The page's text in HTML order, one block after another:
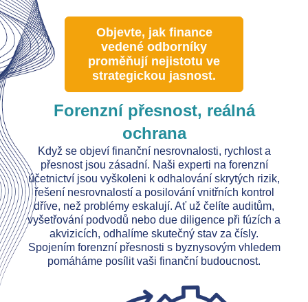
Objevte, jak finance
vedené odborníky
proměňují nejistotu ve
strategickou jasnost.
Forenzní přesnost, reálná
ochrana
Když se objeví finanční nesrovnalosti, rychlost a
přesnost jsou zásadní. Naši experti na forenzní
účetnictví jsou vyškoleni k odhalování skrytých rizik,
řešení nesrovnalostí a posilování vnitřních kontrol
dříve, než problémy eskalují. Ať už čelíte auditům,
vyšetřování podvodů nebo due diligence při fúzích a
akvizicích, odhalíme skutečný stav za čísly.
Spojením forenzní přesnosti s byznysovým vhledem
pomáháme posílit vaši finanční budoucnost.